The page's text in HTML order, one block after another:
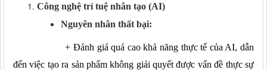
Công nghệ trí tuệ nhân tạo (AI)
Nguyên nhân thất bại:
+ Đánh giá quá cao khả năng thực tế của AI, dẫn
đến việc tạo ra sản phẩm không giải quyết được vấn đề thực sự